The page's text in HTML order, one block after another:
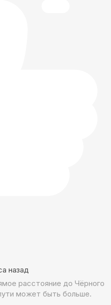
назад
расстояние до Чёрного
может быть больше.